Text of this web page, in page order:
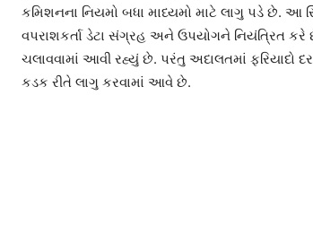
કમિશનના નિયમો બધા માધ્યમો માટે લાગુ પડે છે. આ
વપરાશકર્તા ડેટા સંગ્રહ અને ઉપયોગને નિયંત્રિત
ચલાવવામાં આવી રહ્યું છે. પરંતુ અદાલતમાં ફરિયાદો
કડક રીતે લાગુ કરવામાં આવે છે.